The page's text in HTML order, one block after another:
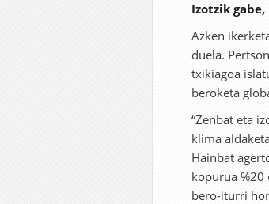
Izotzik
Azken
duela.
txikiagoa
beroketa
“Zenbat eta
klima
Hainbat
kopurua
bero-iturri